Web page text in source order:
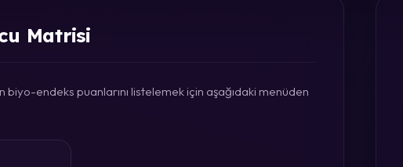
Matrisi
endeks puanlarını listelemek için aşağıdaki menüden